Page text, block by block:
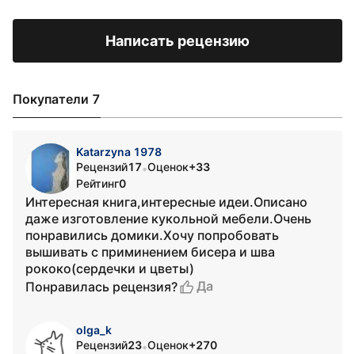
Написать рецензию
Покупатели 7
Katarzyna 1978
Рецензий17•Оценок+33
Рейтинг0
Интересная книга,интересные идеи.Описано
даже изготовление кукольной мебели.Очень
понравились домики.Хочу попробовать
вышивать с приминением бисера и шва
рококо(сердечки и цветы)
Понравилась рецензия?
Да
olga_k
Рецензий23•Оценок+270